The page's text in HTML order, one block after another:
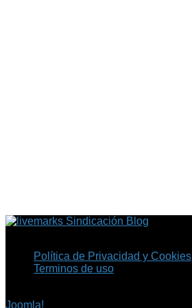
Sindicación Blog
Política de Privacidad y Cookies
Terminos de uso
Joomla!